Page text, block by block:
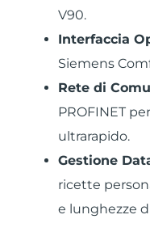
V90.
Interfaccia
Siemens
Rete di
PROFINET
ultrarapido.
Gestione
ricette
e lunghezze